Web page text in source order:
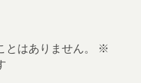
はありません。
※